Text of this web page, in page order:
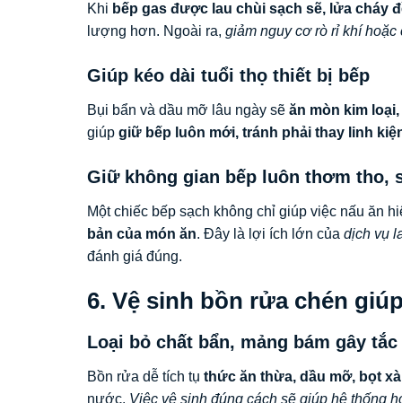
Khi bếp gas được lau chùi sạch sẽ, lửa cháy
lượng hơn. Ngoài ra, giảm nguy cơ rò rỉ khí
Giúp kéo dài tuổi thọ thiết bị bếp
Bụi bẩn và dầu mỡ lâu ngày sẽ ăn mòn kim
giúp giữ bếp luôn mới, tránh phải thay linh
Giữ không gian bếp luôn thơm tho,
Một chiếc bếp sạch không chỉ giúp việc nấu ăn
bản của món ăn. Đây là lợi ích lớn của dịch vụ
đánh giá đúng.
6. Vệ sinh bồn rửa chén
Loại bỏ chất bẩn, mảng bám gây tắc
Bồn rửa dễ tích tụ thức ăn thừa, dầu mỡ, bọt
nước. Việc vệ sinh đúng cách sẽ giúp hệ thống